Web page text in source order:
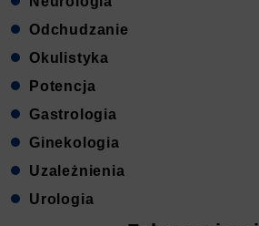
Odchudzanie
Okulistyka
Potencja
Gastrologia
Ginekologia
Uzależnienia
Urologia